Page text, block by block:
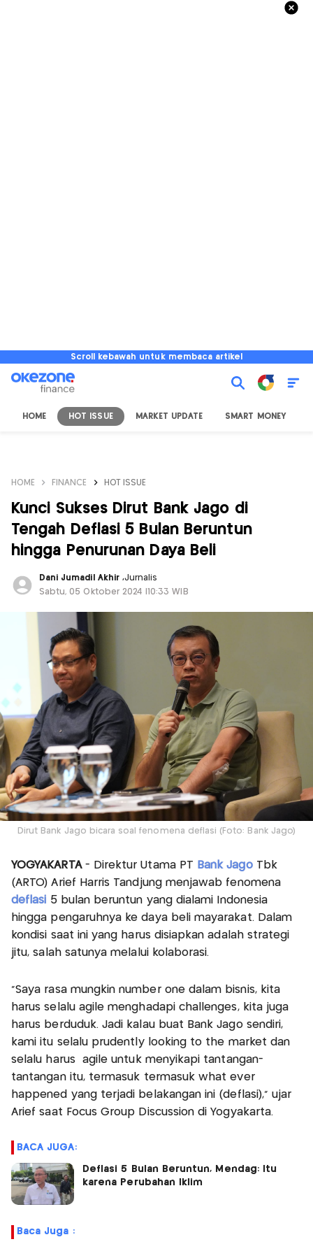
Scroll kebawah untuk membaca artikel
HOME HOT ISSUE MARKET UPDATE SMART MONEY
HOME FINANCE HOT ISSUE
Kunci Sukses Dirut Bank Jago di
Tengah Deflasi 5 Bulan Beruntun
hingga Penurunan Daya Beli
Dani Jumadil Akhir ,Jurnalis
Sabtu, 05 Oktober 2024 |10:33 WIB
Dirut Bank Jago bicara soal fenomena deflasi (Foto: Bank Jago)
YOGYAKARTA - Direktur Utama PT Bank JagoTbk
(ARTO) Arief Harris Tandjung menjawab fenomena
deflasi 5 bulan beruntun yang dialami Indonesia
hingga pengaruhnya ke daya beli mayarakat. Dalam
kondisi saat ini yang harus disiapkan adalah strategi
jitu, salah satunya melalui kolaborasi.
"Saya rasa mungkin number one dalam bisnis, kita
harus selalu agile menghadapi challenges, kita juga
harus berduduk. Jadi kalau buat Bank Jago sendiri,
kami itu selalu prudently looking to the market dan
selalu harus agile untuk menyikapi tantangan-
tantangan itu, termasuk termasuk what ever
happened yang terjadi belakangan ini (deflasi)," ujar
Arief saat Focus Group Discussion di Yogyakarta.
BACA JUGA:
Deflasi 5 Bulan Beruntun, Mendag: Itu
karena Perubahan Iklim
Baca Juga :